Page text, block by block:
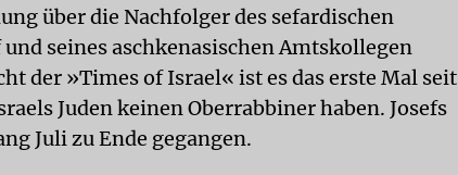
über die Nachfolger des sefardischen
seines aschkenasischen Amtskollegen
der »Times of Israel« ist es das erste Mal seit
Juden keinen Oberrabbiner haben. Josefs
Juli zu Ende gegangen.